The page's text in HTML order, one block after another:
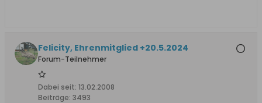
Felicity, Ehrenmitglied +20.5.2024
Forum-Teilnehmer
Dabei seit: 13.02.2008
Beiträge: 3493